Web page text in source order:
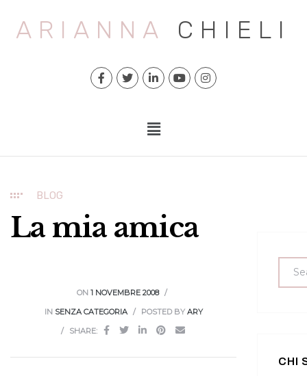
ARIANNA CHIELI
BLOG
La mia amica
ON 1 NOVEMBRE 2008
IN SENZA CATEGORIA POSTED BY ARY
SHARE:
CHI